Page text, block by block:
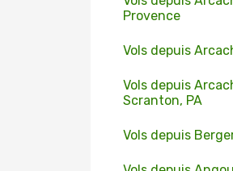
Provence
Vols depuis
Vols depuis
Scranton, PA
Vols depuis